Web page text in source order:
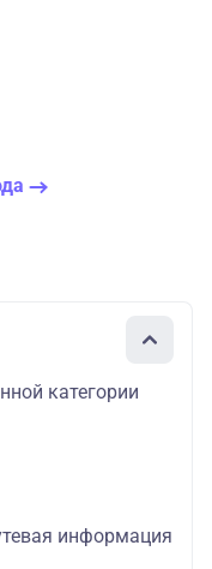
категории
информация